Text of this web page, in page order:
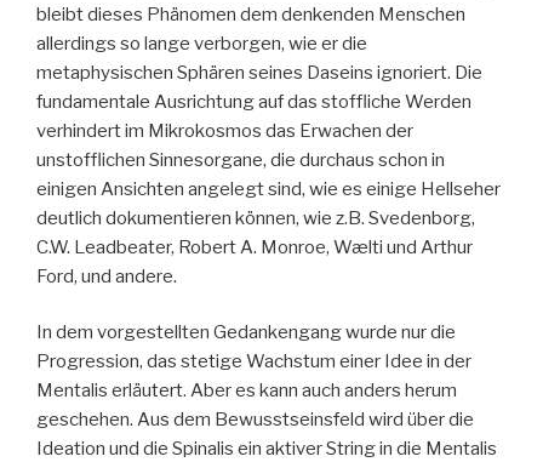
bleibt dieses Phänomen dem denkenden Menschen
allerdings so lange verborgen, wie er die
metaphysischen Sphären seines Daseins ignoriert. Die
fundamentale Ausrichtung auf das stoffliche Werden
verhindert im Mikrokosmos das Erwachen der
unstofflichen Sinnesorgane, die durchaus schon in
einigen Ansichten angelegt sind, wie es einige Hellseher
deutlich dokumentieren können, wie z.B. Svedenborg,
C.W. Leadbeater, Robert A. Monroe, Wælti und Arthur
Ford, und andere.
In dem vorgestellten Gedankengang wurde nur die
Progression, das stetige Wachstum einer Idee in der
Mentalis erläutert. Aber es kann auch anders herum
geschehen. Aus dem Bewusstseinsfeld wird über die
Ideation und die Spinalis ein aktiver String in die Mentalis